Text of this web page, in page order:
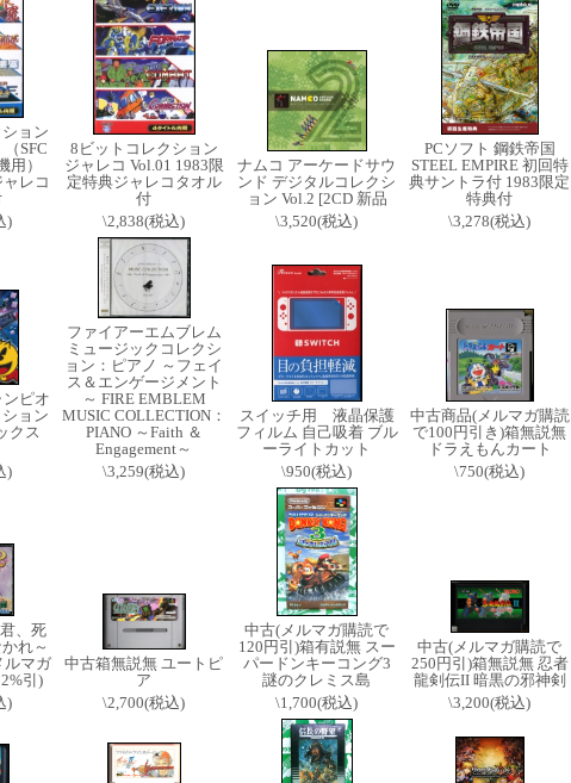
ョン
SFC
用）
レコ
)
8ビットコレクション
ジャレコ Vol.01 1983限
定特典ジャレコタオル
付
\2,838(税込)
ナムコ アーケードサウ
ンド デジタルコレクシ
ョン Vol.2 [2CD 新品
\3,520(税込)
PCソフト 鋼鉄帝国
STEEL EMPIRE 初回特
典サントラ付 1983限定
特典付
\3,278(税込)
ピオ
ョン
クス
)
ファイアーエムブレム
ミュージックコレクシ
ョン：ピアノ ～フェイ
ス＆エンゲージメント
～ FIRE EMBLEM
MUSIC COLLECTION：
PIANO ～Faith ＆
Engagement～
\3,259(税込)
スイッチ用 液晶保護
フィルム 自己吸着 ブル
ーライトカット
\950(税込)
中古商品(メルマガ購読
で100円引き)箱無説無
ドラえもんカート
\750(税込)
、死
れ～
ルマガ
引)
)
中古箱無説無 ユートピ
ア
\2,700(税込)
中古(メルマガ購読で
120円引)箱有説無 スー
パードンキーコング3
謎のクレミス島
\1,700(税込)
中古(メルマガ購読で
250円引)箱無説無 忍者
龍剣伝II 暗黒の邪神剣
\3,200(税込)